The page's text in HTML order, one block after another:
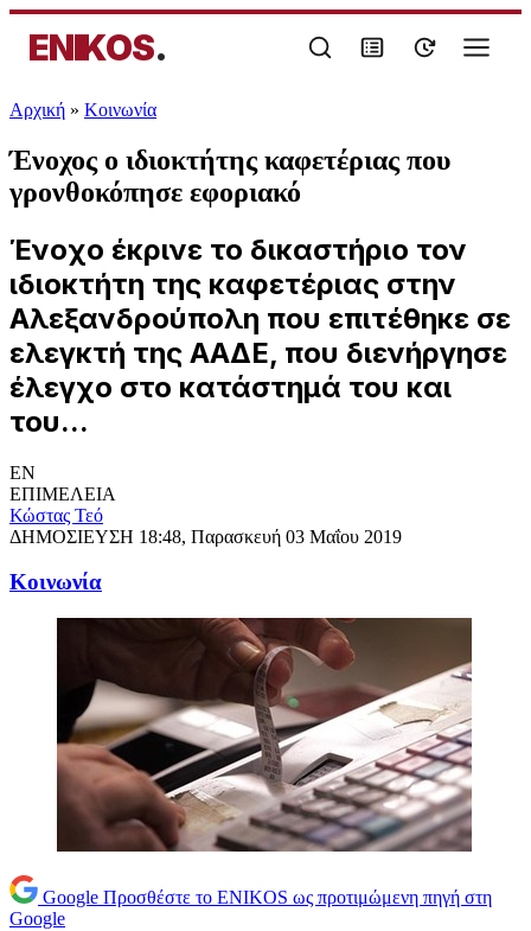
ENIKOS.
Αρχική » Κοινωνία
Ένοχος ο ιδιοκτήτης καφετέριας που
γρονθοκόπησε εφοριακό
Ένοχο έκρινε το δικαστήριο τον
ιδιοκτήτη της καφετέριας στην
Αλεξανδρούπολη που επιτέθηκε σε
ελεγκτή της ΑΑΔΕ, που διενήργησε
έλεγχο στο κατάστημά του και
του...
EN
ΕΠΙΜΕΛΕΙΑ
Κώστας Τεό
ΔΗΜΟΣΙΕΥΣΗ 18:48, Παρασκευή 03 Μαΐου 2019
Κοινωνία
Google Προσθέστε το ENIKOS ως προτιμώμενη πηγή στη
Google